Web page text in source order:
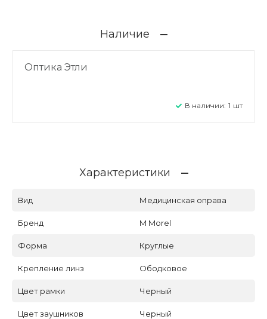
Наличие
Оптика Этли
В наличии: 1 шт
Характеристики
Вид Медицинская оправа
Бренд M Morel
Форма Круглые
Крепление линз Ободковое
Цвет рамки Черный
Цвет заушников Черный